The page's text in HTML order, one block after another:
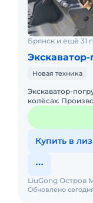
Брянск и ещё 31
Экскаватор-
Новая техника
Экскаватор-
колёсах.
PremiumШины
Купить в
Обновлено
LiuGong Остров